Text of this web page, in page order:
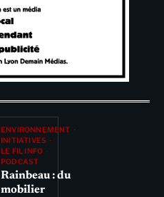
ENVIRONNEMENT
INITIATIVES
LE FIL INFO
PODCAST
Rainbeau : du
mobilier